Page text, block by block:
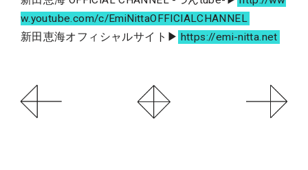
w.youtube.com/c/EmiNittaOFFICIALCHANNEL
新田恵海オフィシャルサイト▶ https://emi-nitta.net